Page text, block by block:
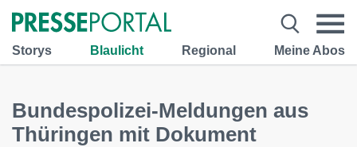
Storys Blaulicht Regional Meine Abos
Bundespolizei-Meldungen aus
Thüringen mit Dokument